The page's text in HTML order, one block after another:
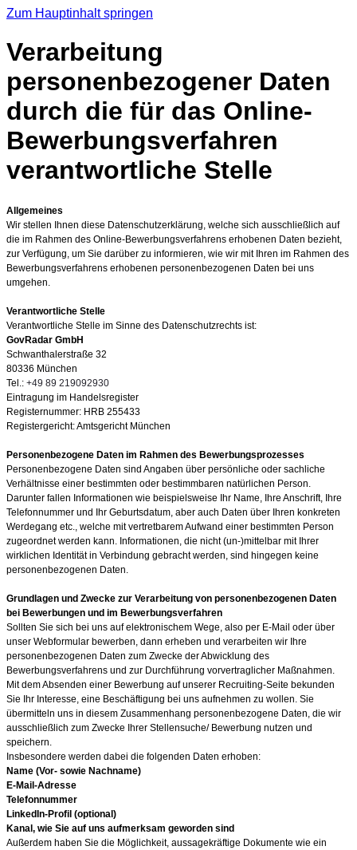
Zum Hauptinhalt springen
Verarbeitung
personenbezogener Daten
durch die für das Online-
Bewerbungsverfahren
verantwortliche Stelle
Allgemeines
Wir stellen Ihnen diese Datenschutzerklärung, welche sich ausschließlich auf
die im Rahmen des Online-Bewerbungsverfahrens erhobenen Daten bezieht,
zur Verfügung, um Sie darüber zu informieren, wie wir mit Ihren im Rahmen des
Bewerbungsverfahrens erhobenen personenbezogenen Daten bei uns
umgehen.
Verantwortliche Stelle
Verantwortliche Stelle im Sinne des Datenschutzrechts ist:
GovRadar GmbH
Schwanthalerstraße 32
80336 München
Tel.: +49 89 219092930
Eintragung im Handelsregister
Registernummer: HRB 255433
Registergericht: Amtsgericht München
Personenbezogene Daten im Rahmen des Bewerbungsprozesses
Personenbezogene Daten sind Angaben über persönliche oder sachliche
Verhältnisse einer bestimmten oder bestimmbaren natürlichen Person.
Darunter fallen Informationen wie beispielsweise Ihr Name, Ihre Anschrift, Ihre
Telefonnummer und Ihr Geburtsdatum, aber auch Daten über Ihren konkreten
Werdegang etc., welche mit vertretbarem Aufwand einer bestimmten Person
zugeordnet werden kann. Informationen, die nicht (un-)mittelbar mit Ihrer
wirklichen Identität in Verbindung gebracht werden, sind hingegen keine
personenbezogenen Daten.
Grundlagen und Zwecke zur Verarbeitung von personenbezogenen Daten
bei Bewerbungen und im Bewerbungsverfahren
Sollten Sie sich bei uns auf elektronischem Wege, also per E-Mail oder über
unser Webformular bewerben, dann erheben und verarbeiten wir Ihre
personenbezogenen Daten zum Zwecke der Abwicklung des
Bewerbungsverfahrens und zur Durchführung vorvertraglicher Maßnahmen.
Mit dem Absenden einer Bewerbung auf unserer Recruiting-Seite bekunden
Sie Ihr Interesse, eine Beschäftigung bei uns aufnehmen zu wollen. Sie
übermitteln uns in diesem Zusammenhang personenbezogene Daten, die wir
ausschließlich zum Zwecke Ihrer Stellensuche/ Bewerbung nutzen und
speichern.
Insbesondere werden dabei die folgenden Daten erhoben:
Name (Vor- sowie Nachname)
E-Mail-Adresse
Telefonnummer
LinkedIn-Profil (optional)
Kanal, wie Sie auf uns aufmerksam geworden sind
Außerdem haben Sie die Möglichkeit, aussagekräftige Dokumente wie ein